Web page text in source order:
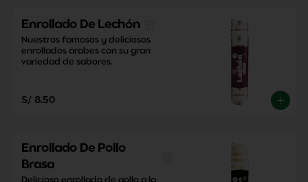
Enrollado De Lechón
Nuestros famosos y deliciosos
enrollados árabes con su gran
variedad de sabores.
S/ 8.50
Enrollado De Pollo
Brasa